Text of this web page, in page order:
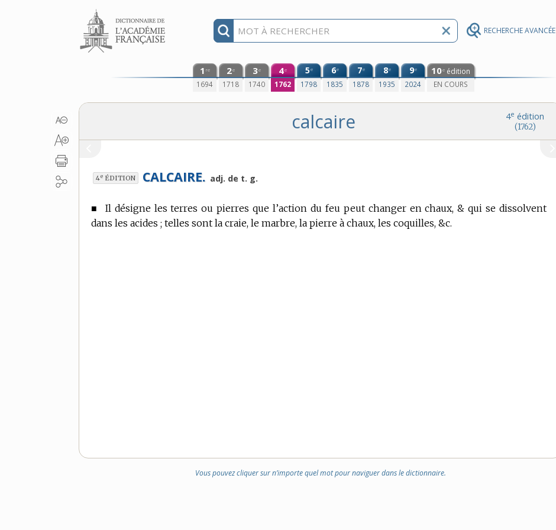
RECHERCHE AVANCÉE
Aller au contenu
1 re
1694
2e
1718
3e
1740
4e
1762
5e
1798
6e
1835
7e
1878
8e
1935
9e
2024
10e édition
EN COURS
4e édition
(1762)
calcaire
4e ÉDITION CALCAIRE. adj. de t. g.
■ Il désigne les terres ou pierres que l’action du feu peut changer en chaux, & qui se dissolvent
dans les acides ; telles sont la craie, le marbre, la pierre à chaux, les coquilles, &c.
Vous pouvez cliquer sur n’importe quel mot pour naviguer dans le dictionnaire.